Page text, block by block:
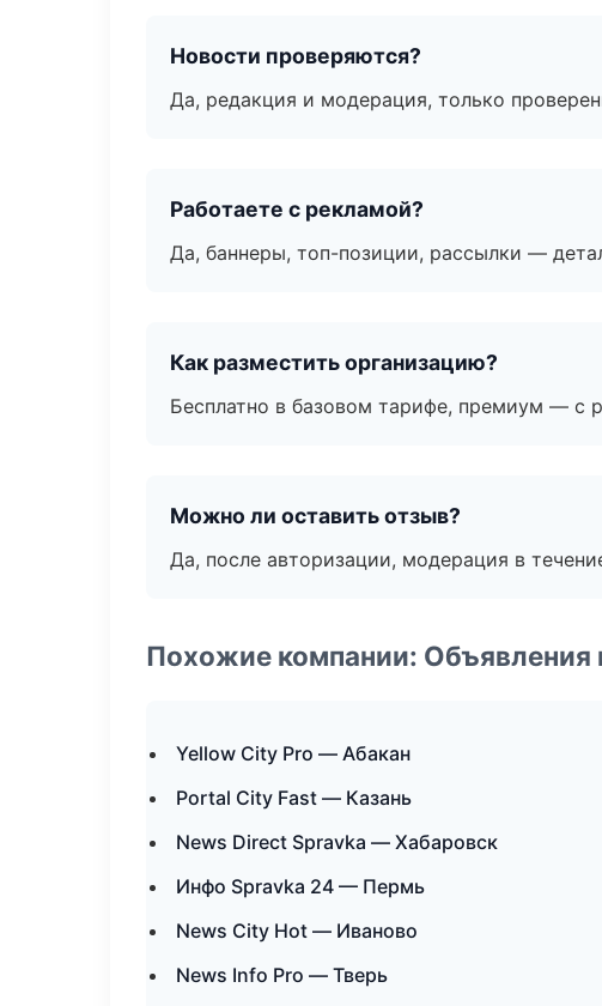
Новости проверяются?
Да, редакция и модерация, только
Работаете с рекламой?
Да, баннеры, топ-позиции, рассылки —
Как разместить организацию?
Бесплатно в базовом тарифе, премиум — с
Можно ли оставить отзыв?
Да, после авторизации, модерация в
Похожие компании: Объявления
Yellow City Pro — Абакан
Portal City Fast — Казань
News Direct Spravka — Хабаровск
Инфо Spravka 24 — Пермь
News City Hot — Иваново
News Info Pro — Тверь